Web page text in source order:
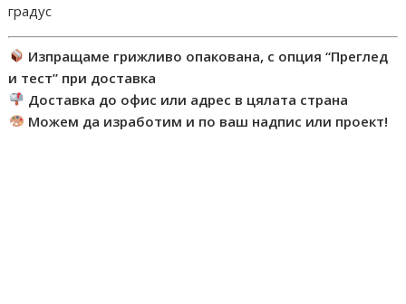
градус
Изпращаме грижливо опакована, с опция “Преглед
и тест” при доставка
Доставка до офис или адрес в цялата страна
Можем да изработим и по ваш надпис или проект!